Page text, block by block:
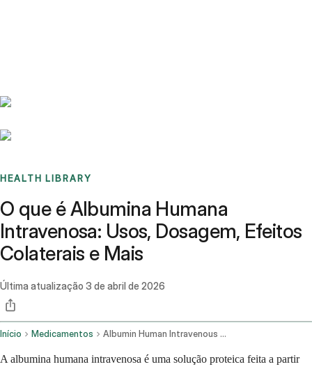
HEALTH LIBRARY
O que é Albumina Humana
Intravenosa: Usos, Dosagem, Efeitos
Colaterais e Mais
Última atualização 3 de abril de 2026
Início Medicamentos Albumin Human Intravenous Route
A albumina humana intravenosa é uma solução proteica feita a partir